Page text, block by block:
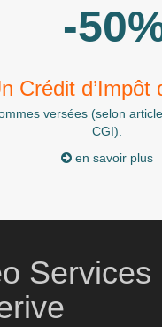
-
Crédit d’Impôt
versées (selon
CGI).
en savoir plus
Services